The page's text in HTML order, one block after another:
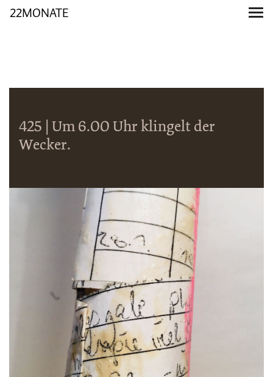
22MONATE
425 | Um 6.00 Uhr klingelt der
Wecker.